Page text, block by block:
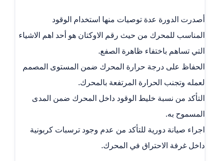
أصدرت الدورة عدة توصيات منها استخدام الوقود
المناسب للمحرك من حيث رقم الاوكتان هو أحد اهم الاشياء
التي تساهم باختفاء ظاهرة الصفع.
الحفاظ على درجة حرارة المحرك ضمن المستوى المصمم
لعمله وتجنب الحرارة المرتفعة بالمحرك.
التأكد من نسبة خليط الوقود داخل المحرك ضمن المدى
المسموح به.
اجراء صيانة دورية للتأكد من عدم وجود ترسبات كربونية
داخل غرفة الاحتراق في المحرك.